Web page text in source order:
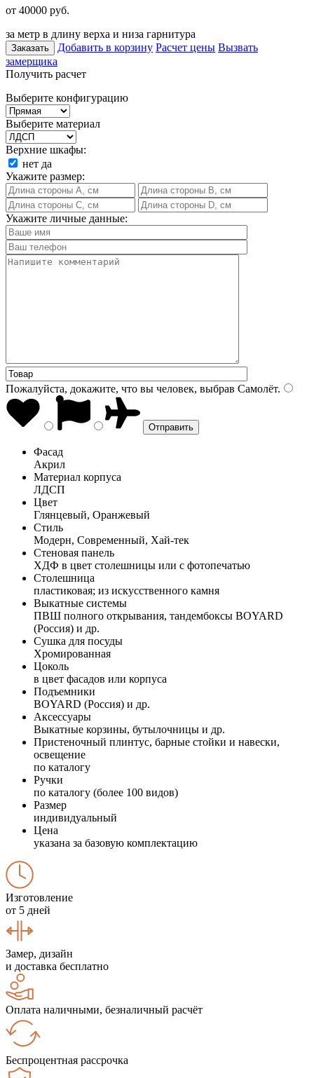
от 40000 руб.
за метр в длину верха и низа гарнитура
Заказать Добавить в корзину Расчет цены Вызвать
замерщика
Получить расчет
Выберите конфигурацию
Выберите материал
Верхние шкафы:
нет да
Укажите размер:
Укажите личные данные:
Пожалуйста, докажите, что вы человек, выбрав Самолёт.
Фасад
Акрил
Материал корпуса
ЛДСП
Цвет
Глянцевый, Оранжевый
Стиль
Модерн, Современный, Хай-тек
Стеновая панель
ХДФ в цвет столешницы или с фотопечатью
Столешница
пластиковая; из искусственного камня
Выкатные системы
ПВШ полного открывания, тандембоксы BOYARD
(Россия) и др.
Сушка для посуды
Хромированная
Цоколь
в цвет фасадов или корпуса
Подъемники
BOYARD (Россия) и др.
Аксессуары
Выкатные корзины, бутылочницы и др.
Пристеночный плинтус, барные стойки и навески,
освещение
по каталогу
Ручки
по каталогу (более 100 видов)
Размер
индивидуальный
Цена
указана за базовую комплектацию
Изготовление
от 5 дней
Замер, дизайн
и доставка бесплатно
Оплата наличными, безналичный расчёт
Беспроцентная рассрочка